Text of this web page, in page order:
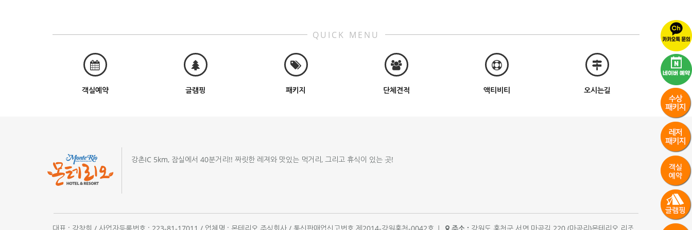
QUICK MENU
객실예약 글램핑 패키지 단체견적 액티비티 오시는길
강촌IC 5km, 잠실에서 40분거리!! 짜릿한 레져와 맛있는 먹거리, 그리고 휴식이 있는 곳!